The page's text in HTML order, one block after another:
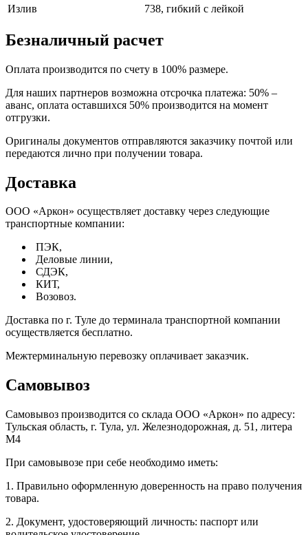
Излив
738, гибкий с лейкой
Безналичный расчет
Оплата производится по счету в 100% размере.
Для наших партнеров возможна отсрочка платежа: 50% –
аванс, оплата оставшихся 50% производится на момент
отгрузки.
Оригиналы документов отправляются заказчику почтой или
передаются лично при получении товара.
Доставка
ООО «Аркон» осуществляет доставку через следующие
транспортные компании:
ПЭК,
Деловые линии,
СДЭК,
КИТ,
Возовоз.
Доставка по г. Туле до терминала транспортной компании
осуществляется бесплатно.
Межтерминальную перевозку оплачивает заказчик.
Самовывоз
Самовывоз производится со склада ООО «Аркон» по адресу:
Тульская область, г. Тула, ул. Железнодорожная, д. 51, литера
М4
При самовывозе при себе необходимо иметь:
1. Правильно оформленную доверенность на право получения
товара.
2. Документ, удостоверяющий личность: паспорт или